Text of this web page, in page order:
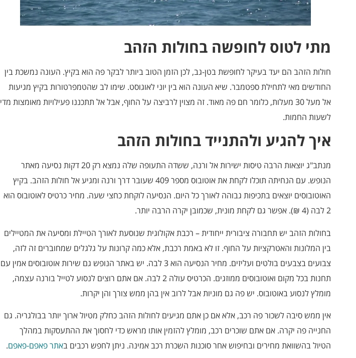
מתי לטוס לחופשה בחולות הזהב
חולות הזהב הם יעד בעיקר לחופשת בטן-גב, לכן הזמן הטוב ביותר לבקר פה הוא בקיץ. העונה נמשכת בין
החודשים מאי לתחילת ספטמבר. שיא העונה הוא בין יוני לאוגוסט. שימו לב שהטמפרטורות בקיץ מגיעות
אל מעל 30 מעלות, כלומר חם פה מאוד. זה מצוין לרביצה על החוף, אבל אל תתכננו פעילויות מאומצות מדי
לשעות החמות.
איך להגיע ולהתנייד בחולות הזהב
מנתב"ג יוצאות הרבה טיסות ישירות אל ורנה, ששדה התעופה שלה נמצא רק 20 דקות נסיעה מאתר
הנופש. עם הנחיתה תוכלו לקחת את אוטובוס מספר 409 שעובר דרך ורנה ומגיע אל חולות הזהב. בקיץ
האוטובוסים יוצאים בתכיפות גבוהה לאורך כל היום. הנסיעה לוקחת כחצי שעה. מחיר כרטיס לאוטובוס הוא
2 לבה (4 ₪). אפשר גם לקחת מונית, שכמובן יקרה הרבה יותר.
בחולות הזהב יש תחבורה ציבורית ייחודית – רכבת אקולוגית שנוסעת לאורך הטיילת ומסיעה את המטיילים
בין המלונות והאטרקציות על החוף. זו לא באמת רכבת, אלא כמה קרונות על גלגלים שמחוברים זה לזה,
צבועים בצבעים בולטים ועליזים. מחיר הנסיעה הוא 3 לבה. יש באתר הנופש גם שירות אוטובוסים אמין עם
תחנות בכל מקום ואוטובוסים ממוזגים. הכרטיס עולה 2 לבה. אם אתם רוצים לנסוע לטייל בורנה עצמה,
מומלץ לנסוע באוטובוס. יש פה גם מוניות אבל לרוב אין בהן ממש צורך והן יקרות.
אין ממש סיבה לשכור פה רכב, אלא אם כן אתם מגיעים לחולות הזהב כחלק מטיול ארוך יותר בבולגריה. גם
החנייה פה יקרה. אם אתם שוכרים רכב, מומלץ להזמין אותו מראש כדי לחסוך את ההתעסקות במהלך
הטיול בהשוואת מחירים ובחיפוש אחר סוכנות השכרת רכב אמינה. ניתן לחפש רכבים באתר פאפם-פאפם.